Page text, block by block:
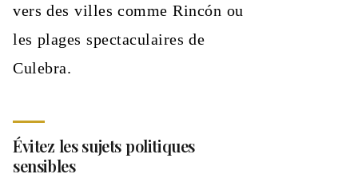
vers des villes comme Rincón ou
les plages spectaculaires de
Culebra.
Évitez les sujets politiques
sensibles